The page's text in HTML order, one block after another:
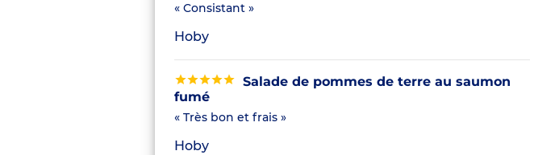
« Consistant »
Hoby
Salade de pommes de terre au saumon
fumé
« Très bon et frais »
Hoby